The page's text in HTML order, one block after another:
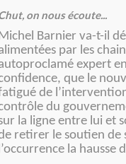
on nous écoute...
Barnier va-t-il
par les
expert
que le
de
du
la ligne entre lui et
retirer le soutien de
la hausse